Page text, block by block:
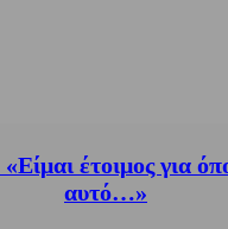
έτοιμος για
αυτό…»